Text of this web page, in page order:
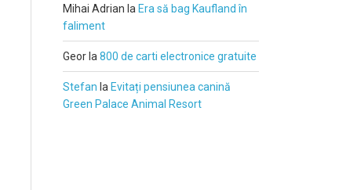
Mihai Adrian la Era să bag Kaufland în
faliment
Geor la 800 de carti electronice gratuite
Stefan la Evitați pensiunea canină
Green Palace Animal Resort